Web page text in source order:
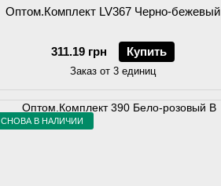
Оптом.Комплект LV367 Черно-бежевый
311.19 грн Купить
Заказ от 3 единиц
СНОВА В НАЛИЧИИ